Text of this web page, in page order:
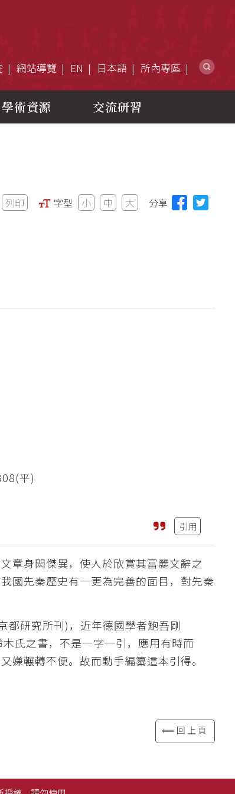
網站導覽 EN 日本語 所內專區
學術資源 交流研習
列印 字型 小 中 大 分享
平)
引用
章身閎傑異，使人於欣賞其富麗文辭之
國先秦歷史有一更為完善的面目，對先秦
都研究所刊)，近年德國學者鮑吾剛
氏之書，不是一字一引，應用有時而
嫌輾轉不便。故而動手編纂這本引得。
⟸回上頁